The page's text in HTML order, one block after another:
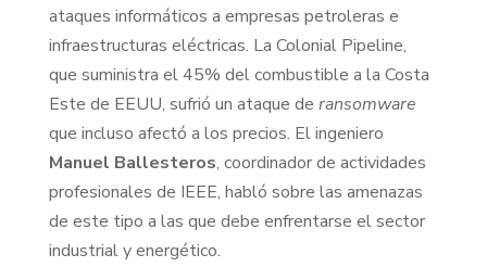
ataques informáticos a empresas petroleras e
infraestructuras eléctricas. La Colonial Pipeline,
que suministra el 45% del combustible a la Costa
Este de EEUU, sufrió un ataque de ransomware
que incluso afectó a los precios. El ingeniero
Manuel Ballesteros, coordinador de actividades
profesionales de IEEE, habló sobre las amenazas
de este tipo a las que debe enfrentarse el sector
industrial y energético.